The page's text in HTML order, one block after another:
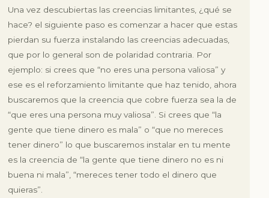
Una vez descubiertas las creencias limitantes, ¿qué se
hace? el siguiente paso es comenzar a hacer que estas
pierdan su fuerza instalando las creencias adecuadas,
que por lo general son de polaridad contraria. Por
ejemplo: si crees que“no eres una persona valiosa” y
ese es el reforzamiento limitante que haz tenido, ahora
buscaremos que la creencia que cobre fuerza sea la de
“que eres una persona muy valiosa”. Si crees que“la
gente que tiene dinero es mala” o“que no mereces
tener dinero” lo que buscaremos instalar en tu mente
es la creencia de “la gente que tiene dinero no es ni
buena ni mala” ,“mereces tener todo el dinero que
quieras”